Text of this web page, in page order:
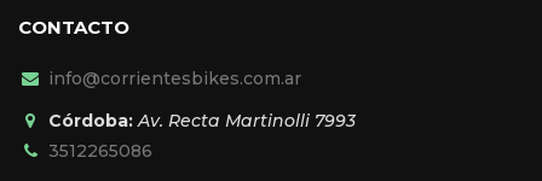
CONTACTO
info@corrientesbikes.com.ar
Córdoba:Av. Recta Martinolli 7993
3512265086